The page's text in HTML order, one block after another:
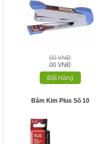
00 VNĐ
00 VNĐ
Đặt Hàng
Bấm Kim Plus Số 10